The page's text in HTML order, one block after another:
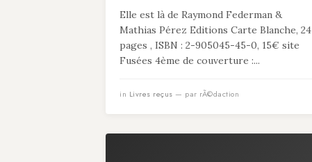
Elle est là de Raymond Federman &
Mathias Pérez Editions Carte Blanche, 24
pages , ISBN : 2-905045-45-0, 15€ site
Fusées 4ème de couverture :...
in Livres reçus — par rÃ©daction